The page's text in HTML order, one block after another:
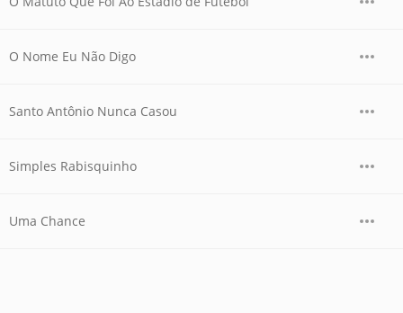
O Nome Eu Não Digo
Santo Antônio Nunca Casou
Simples Rabisquinho
Uma Chance